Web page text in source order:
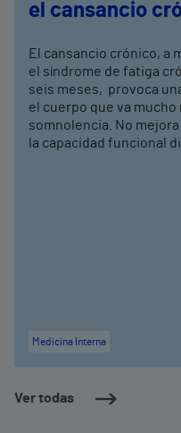
Ver todas
el cansancio
El cansancio crónico, a
el síndrome de fatiga
seis meses, provoca
el cuerpo que va mucho
somnolencia. No
la capacidad funcional
Medicina Interna